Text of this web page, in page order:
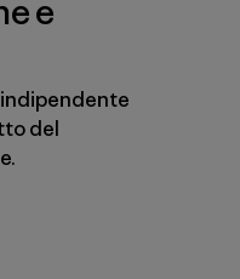
e
del